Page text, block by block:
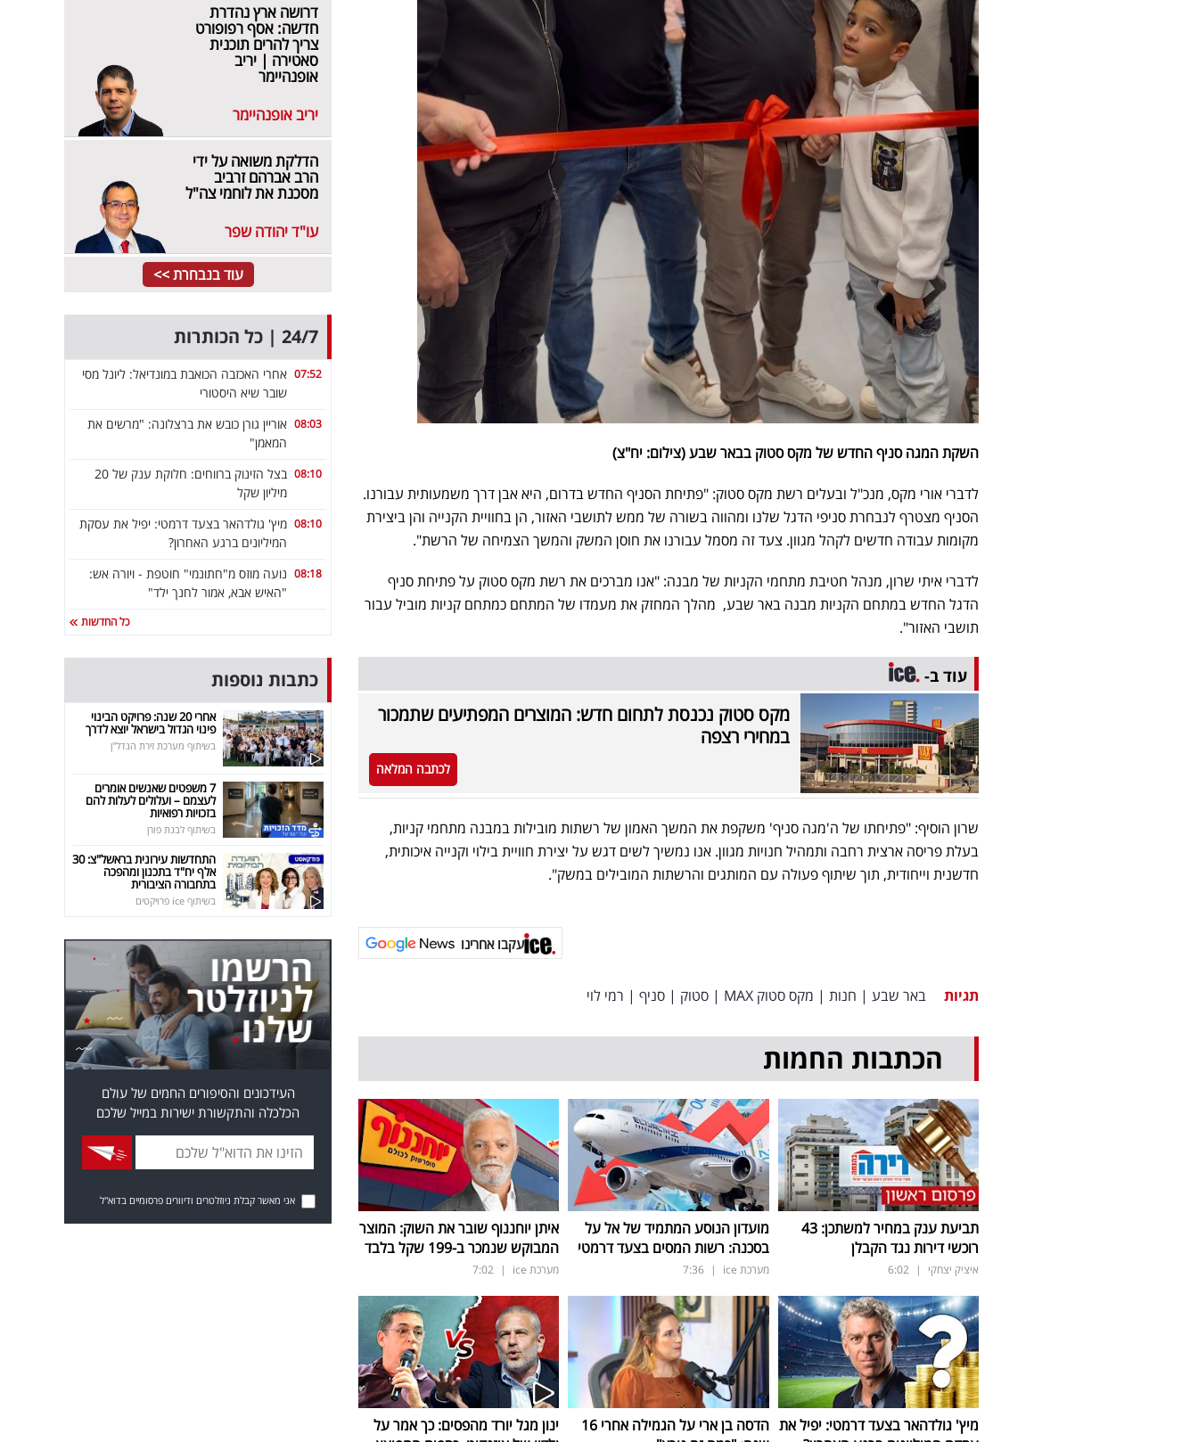
השקת המגה סניף החדש של מקס סטוק בבאר שבע (צילום: יח"צ)
לדברי אורי מקס, מנכ"ל ובעלים רשת מקס סטוק: "פתיחת הסניף החדש בדרום, היא אבן דרך משמעותית עבורנו.
הסניף מצטרף לנבחרת סניפי הדגל שלנו ומהווה בשורה של ממש לתושבי האזור, הן בחוויית הקנייה והן ביצירת
מקומות עבודה חדשים לקהל מגוון. צעד זה מסמל עבורנו את חוסן המשק והמשך הצמיחה של הרשת".
לדברי איתי שרון, מנהל חטיבת מתחמי הקניות של מבנה: "אנו מברכים את רשת מקס סטוק על פתיחת סניף
הדגל החדש במתחם הקניות מבנה באר שבע, מהלך המחזק את מעמדו של המתחם כמתחם קניות מוביל עבור
תושבי האזור".
עוד ב-
מקס סטוק נכנסת לתחום חדש: המוצרים המפתיעים שתמכור
במחירי רצפה
לכתבה המלאה
שרון הוסיף: "פתיחתו של ה'מגה סניף' משקפת את המשך האמון של רשתות מובילות במבנה מתחמי קניות,
בעלת פריסה ארצית רחבה ותמהיל חנויות מגוון. אנו נמשיך לשים דגש על יצירת חוויית בילוי וקנייה איכותית,
חדשנית וייחודית, תוך שיתוף פעולה עם המותגים והרשתות המובילים במשק".
עקבו אחרינו
תגיות באר שבע | חנות | מקס סטוק MAX | סטוק | סניף | רמי לוי
הכתבות החמות
תביעת ענק במחיר למשתכן: 43
רוכשי דירות נגד הקבלן
איציק יצחקי |
6:02
מועדון הנוסע המתמיד של אל על
בסכנה: רשות המסים בצעד דרמטי
מערכת ice |
7:36
איתן יוחננוף שובר את השוק: המוצר
המבוקש שנמכר ב-199 שקל בלבד
מערכת ice |
7:02
מיץ' גולדהאר בצעד דרמטי: יפיל את
הדסה בן ארי על הגמילה אחרי 16
ינון מגל יורד מהפסים: כך אמר על
דרושה ארץ נהדרת
חדשה: אסף רפופורט
צריך להרים תוכנית
סאטירה | יריב
אופנהיימר
יריב אופנהיימר
הדלקת משואה על ידי
הרב אברהם זרביב
מסכנת את לוחמי צה"ל
עו"ד יהודה שפר
עוד בנבחרת >>
24/7 | כל הכותרות
07:52 אחרי האכזבה הכואבת במונדיאל: ליונל מסי
שובר שיא היסטורי
08:03 אוריין גורן כובש את ברצלונה: "מרשים את
המאמן"
08:10
בצל הזינוק ברווחים: חלוקת ענק של 20
מיליון שקל
08:10 מיץ' גולדהאר בצעד דרמטי: יפיל את עסקת
המיליונים ברגע האחרון?
08:18 נועה מוזס מ"חתונמי" חוטפת - ויורה אש:
"האיש אבא, אמור לחנך ילד"
כל החדשות
כתבות נוספות
אחרי 20 שנה: פרויקט הבינוי
פינוי הגדול בישראל יוצא לדרך
בשיתוף מערכת זירת הנדל"ן
7 משפטים שאנשים אומרים
לעצמם – ועלולים לעלות להם
בזכויות רפואיות
בשיתוף לבנת פורן
התחדשות עירונית בראשל"צ: 30
אלף יח"ד בתכנון ומהפכה
בתחבורה הציבורית
בשיתוף ice פרויקטים
העידכונים והסיפורים החמים של עולם
הכלכלה והתקשורת ישירות במייל שלכם
אני מאשר קבלת ניוזלטרים ודיוורים פרסומיים בדוא"ל